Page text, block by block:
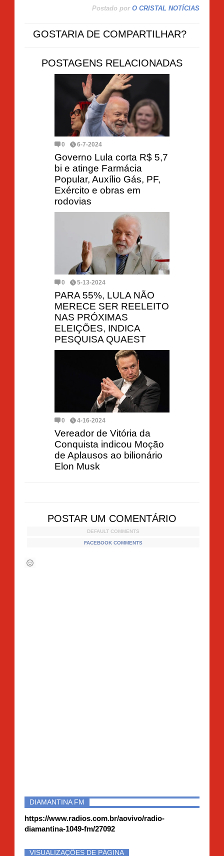
Postado por O CRISTAL NOTÍCIAS
GOSTARIA DE COMPARTILHAR?
POSTAGENS RELACIONADAS
0 6-7-2024
Governo Lula corta R$ 5,7
bi e atinge Farmácia
Popular, Auxílio Gás, PF,
Exército e obras em
rodovias
0 5-13-2024
PARA 55%, LULA NÃO
MERECE SER REELEITO
NAS PRÓXIMAS
ELEIÇÕES, INDICA
PESQUISA QUAEST
0 4-16-2024
Vereador de Vitória da
Conquista indicou Moção
de Aplausos ao bilionário
Elon Musk
POSTAR UM COMENTÁRIO
DEFAULT COMMENTS
FACEBOOK COMMENTS
DIAMANTINA FM
https://www.radios.com.br/aovivo/radio-
diamantina-1049-fm/27092
VISUALIZAÇÕES DE PÁGINA